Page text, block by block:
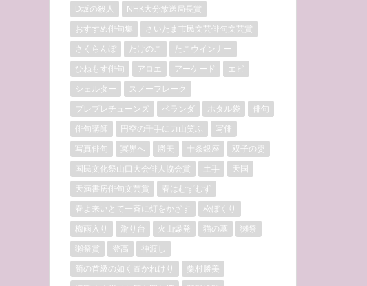
D坂の殺人
NHK大分放送局長賞
おすすめ俳句集
さいたま市民文芸俳句文芸賞
さくらんぼ
たけのこ
たこウインナー
ひねもす俳句
アロエ アーケード
エビ
シェルター
スノーフレーク
プレプレチューンズ
ベランダ ホタル袋
俳句
俳句講師
円空の千手に力山笑ふ
写俳
写真俳句
冥界へ 勝美 十条銀座
双子の嬰
国民文化祭山口大会俳人協会賞
土手
天国
天満書房俳句文芸賞
春はむずむず
春よ来いとて一斉に灯をかざす
松ぼくり
梅雨入り
滑り台 火山爆発 猫の墓
獺祭
獺祭賞
登高
神渡し
筍の首級の如く置かれけり
粟村勝美